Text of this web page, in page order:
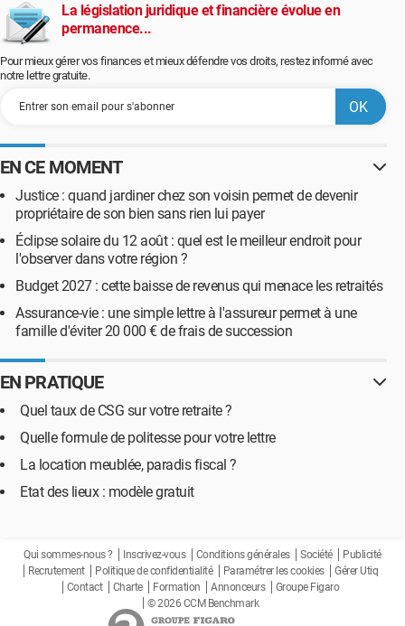
La législation juridique et financière évolue en
permanence...
Pour mieux gérer vos finances et mieux défendre vos droits, restez informé avec
notre lettre gratuite.
EN CE MOMENT
Justice : quand jardiner chez son voisin permet de devenir
propriétaire de son bien sans rien lui payer
Éclipse solaire du 12 août : quel est le meilleur endroit pour
l'observer dans votre région ?
Budget 2027 : cette baisse de revenus qui menace les retraités
Assurance-vie : une simple lettre à l'assureur permet à une
famille d'éviter 20 000 € de frais de succession
EN PRATIQUE
Quel taux de CSG sur votre retraite ?
Quelle formule de politesse pour votre lettre
La location meublée, paradis fiscal ?
Etat des lieux : modèle gratuit
Qui sommes-nous ? Inscrivez-vous Conditions générales Société
Publicité
Recrutement
Politique de confidentialité Paramétrer les cookies
Gérer Utiq
Contact
Charte Formation Annonceurs
Groupe Figaro
© 2026 CCM Benchmark